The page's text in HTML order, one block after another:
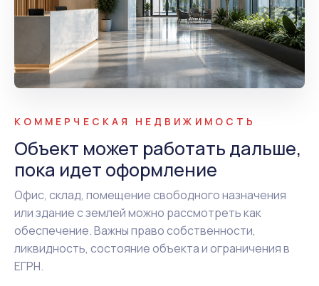
КОММЕРЧЕСКАЯ НЕДВИЖИМОСТЬ
Объект может работать дальше,
пока идет оформление
Офис, склад, помещение свободного назначения
или здание с землей можно рассмотреть как
обеспечение. Важны право собственности,
ликвидность, состояние объекта и ограничения в
ЕГРН.